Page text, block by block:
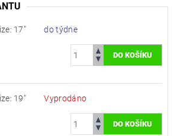
17" do týdne
19" Vyprodáno